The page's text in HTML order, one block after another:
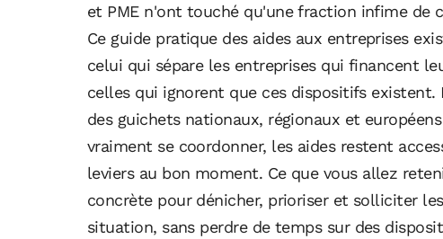
et PME n'ont touché qu'une fraction infime de
Ce guide pratique des aides aux entreprises
celui qui sépare les entreprises qui financent
celles qui ignorent que ces dispositifs existent.
des guichets nationaux, régionaux et
vraiment se coordonner, les aides restent
leviers au bon moment. Ce que vous allez
concrète pour dénicher, prioriser et solliciter
situation, sans perdre de temps sur des